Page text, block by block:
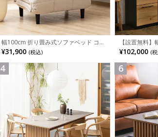
幅100cm 折り畳み式ソファベッド コン
パクト リクライニング カウチスタイル
省スペース ファブリック
¥31,900 (税込)
4
【設置無料
ター ステンレ
器棚 ゴミ箱ス
ダン ナチュラ
¥102,000 (
6